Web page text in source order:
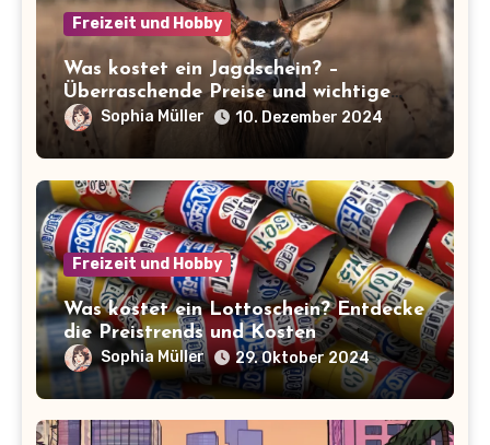
Freizeit und Hobby
Was kostet ein Jagdschein? –
Überraschende Preise und wichtige
Infos auf einen Blick!
Sophia Müller 10. Dezember 2024
Freizeit und Hobby
Was kostet ein Lottoschein? Entdecke
die Preistrends und Kosten
Sophia Müller 29. Oktober 2024